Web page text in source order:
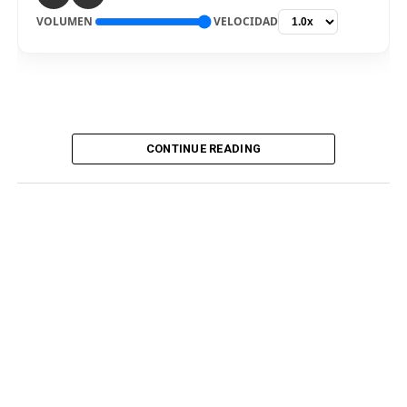
VOLUMEN VELOCIDAD
CONTINUE READING